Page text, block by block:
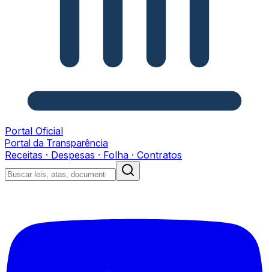
Portal Oficial
Portal da Transparência
Receitas · Despesas · Folha · Contratos